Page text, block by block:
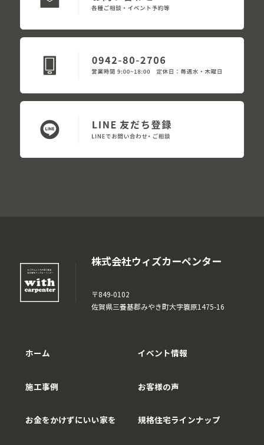
株式会社ウィズカーペンター
〒849-0102
佐賀県三養基郡みやき町大字簑原1475-16
ホーム
施工事例
お金をかけずにいい家を
イベント情報
お客様の声
規格住宅ラインナップ